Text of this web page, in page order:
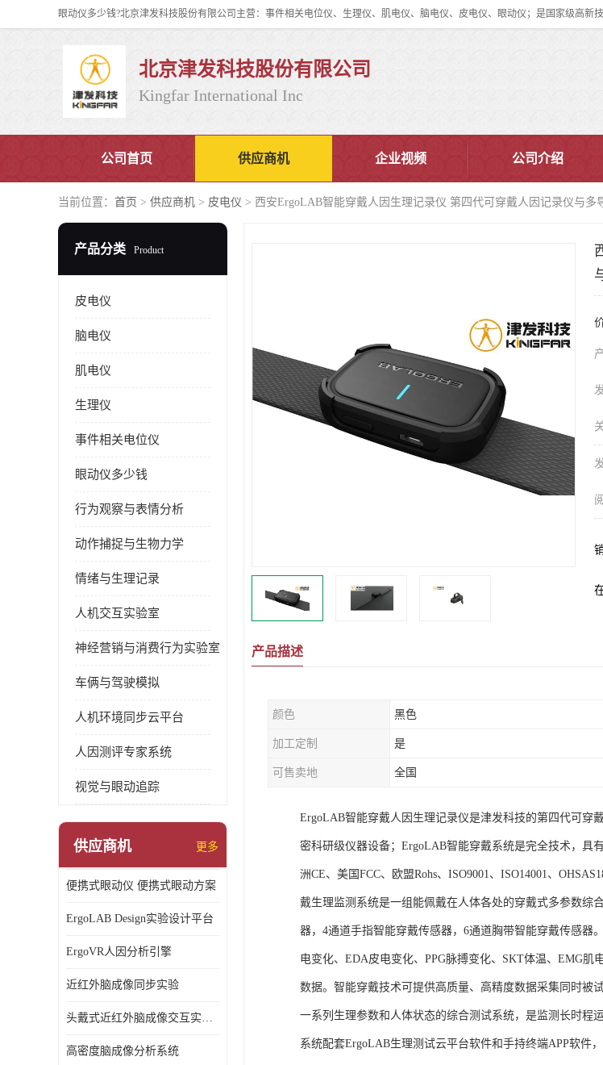
北京津发科技股份有限公司
Kingfar International Inc
公司首页 供应商机 企业视频 公司介绍
当前位置： 首页 > 供应商机 > 皮电仪 > 西安ErgoLAB智能穿戴人因生理记录仪 第四代可穿戴人因记录仪与
产品分类 Product
皮电仪
脑电仪
肌电仪
生理仪
事件相关电位仪
眼动仪多少钱
行为观察与表情分析
动作捕捉与生物力学
情绪与生理记录
人机交互实验室
神经营销与消费行为实验室
车俩与驾驶模拟
人机环境同步云平台
人因测评专家系统
视觉与眼动追踪
供应商机 更多
便携式眼动仪 便携式眼动方案
ErgoLAB Design实验设计平台
ErgoVR人因分析引擎
近红外脑成像同步实验
头戴式近红外脑成像交互实验室
高密度脑成像分析系统
产品描述
颜色 黑色
加工定制 是
可售卖地 全国
ErgoLAB智能穿戴人因生理记录仪是津发科技的第四代可穿
密科研级仪器设备；ErgoLAB智能穿戴系统是完全技术，具
洲CE、美国FCC、欧盟Rohs、ISO9001、ISO14001、
戴生理监测系统是一组能佩戴在人体各处的穿戴式多参数综
器，4通道手指智能穿戴传感器，6通道胸带智能穿戴传感器
电变化、EDA皮电变化、PPG脉搏变化、SKT体温、EMG
数据。智能穿戴技术可提供高质量、高精度数据采集同时被
一系列生理参数和人体状态的综合测试系统，是监测长时程
系统配套ErgoLAB生理测试云平台软件和手持终端APP软件